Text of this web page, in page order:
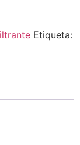
Etiqueta: